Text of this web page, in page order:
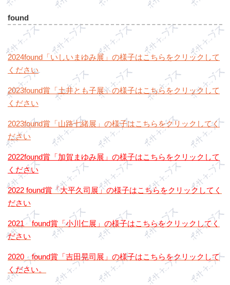
found
2024found「いしいまゆみ展」の様子はこちらをクリックして
ください
2023found賞「土井とも子展」の様子はこちらをクリックして
ください
2023found賞「山路七緒展」の様子はこちらをクリックしてく
ださい
2022found賞「加賀まゆみ展」の様子はこちらをクリックして
ください
2022 found賞「大平久司展」の様子はこちらをクリックしてく
ださい
2021 found賞「小川仁展」の様子はこちらをクリックしてく
ださい
2020 found賞「吉田晃司展」の様子はこちらをクリックして
ください。